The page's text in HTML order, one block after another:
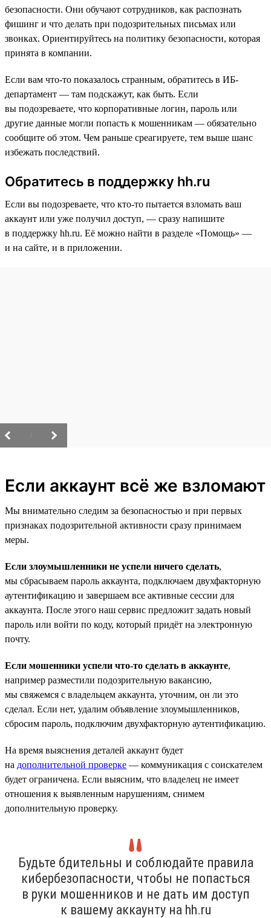
безопасности. Они обучают сотрудников, как распознать
фишинг и что делать при подозрительных письмах или
звонках. Ориентируйтесь на политику безопасности, которая
принята в компании.
Если вам что-то показалось странным, обратитесь в ИБ-
департамент — там подскажут, как быть. Если
вы подозреваете, что корпоративные логин, пароль или
другие данные могли попасть к мошенникам — обязательно
сообщите об этом. Чем раньше среагируете, тем выше шанс
избежать последствий.
Обратитесь в поддержку hh.ru
Если вы подозреваете, что кто-то пытается взломать ваш
аккаунт или уже получил доступ, — сразу напишите
в поддержку hh.ru. Её можно найти в разделе «Помощь» —
и на сайте, и в приложении.
Если аккаунт всё же взломают
Мы внимательно следим за безопасностью и при первых
признаках подозрительной активности сразу принимаем
меры.
Если злоумышленники не успели ничего сделать,
мы сбрасываем пароль аккаунта, подключаем двухфакторную
аутентификацию и завершаем все активные сессии для
аккаунта. После этого наш сервис предложит задать новый
пароль или войти по коду, который придёт на электронную
почту.
Если мошенники успели что-то сделать в аккаунте,
например разместили подозрительную вакансию,
мы свяжемся с владельцем аккаунта, уточним, он ли это
сделал. Если нет, удалим объявление злоумышленников,
сбросим пароль, подключим двухфакторную аутентификацию.
На время выяснения деталей аккаунт будет
на дополнительной проверке — коммуникация с соискателем
будет ограничена. Если выясним, что владелец не имеет
отношения к выявленным нарушениям, снимем
дополнительную проверку.
Будьте бдительны и соблюдайте правила
кибербезопасности, чтобы не попасться
в руки мошенников и не дать им доступ
к вашему аккаунту на hh.ru